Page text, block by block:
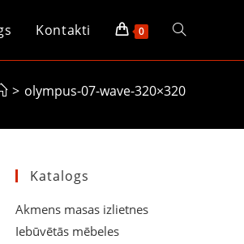
Kontakti 0 Toggle
website
> olympus-07-wave-320×320
Katalogs
Akmens masas izlietnes
Iebūvētās mēbeles